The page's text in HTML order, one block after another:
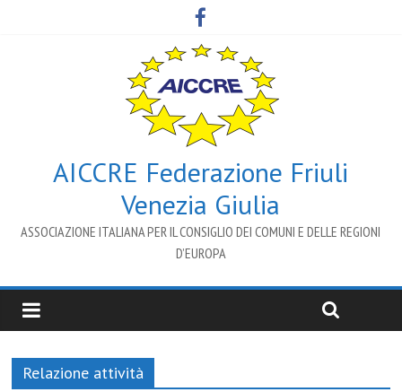
AICCRE Federazione Friuli
Venezia Giulia
ASSOCIAZIONE ITALIANA PER IL CONSIGLIO DEI COMUNI E DELLE REGIONI
D’EUROPA
Relazione attività